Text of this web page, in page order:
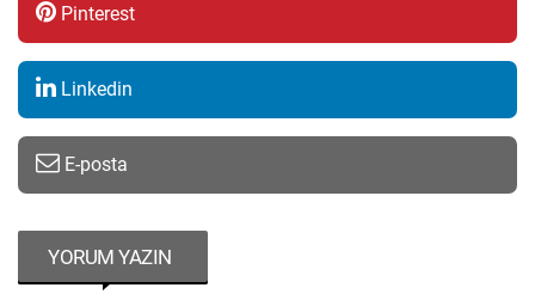
Pinterest
Linkedin
E-posta
YORUM YAZIN